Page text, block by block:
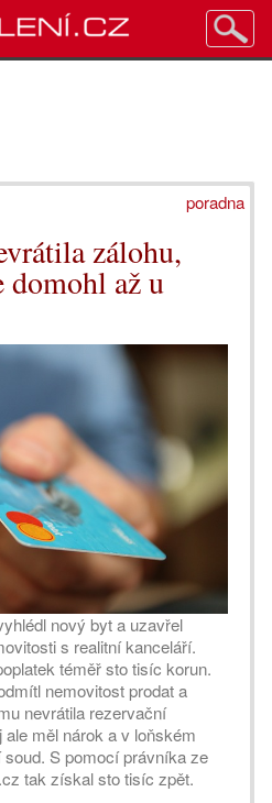
poradna
zálohu,
domohl až u
nový byt a uzavřel
s realitní kanceláří.
téměř sto tisíc korun.
nemovitost prodat a
nevrátila rezervační
ale měl nárok a v loňském
S pomocí právníka ze
tak získal sto tisíc zpět.